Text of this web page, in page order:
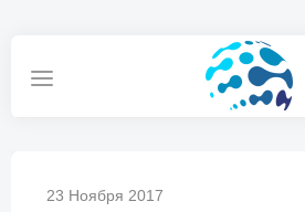
23 Ноября 2017